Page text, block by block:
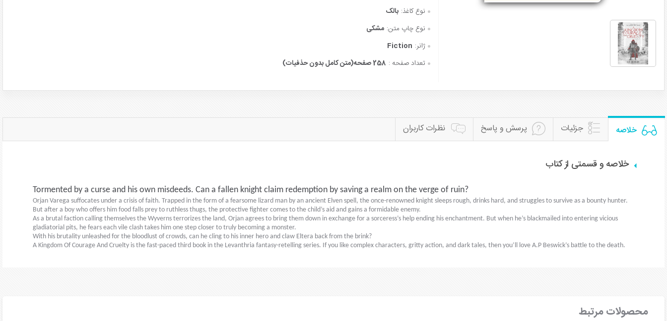
نوع کاغذ: بالک
نوع چاپ متن: مشکی
ژانر: Fiction
تعداد صفحه : 258 صفحه(متن کامل بدون حذفیات)
خلاصه جزئیات پرسش و پاسخ نظرات کاربران
خلاصه و قسمتی از کتاب
Tormented by a curse and his own misdeeds. Can a fallen knight claim redemption by saving a realm on the verge of ruin?
Orjan Varega suffocates under a crisis of faith. Trapped in the form of a fearsome lizard man by an ancient Elven spell, the once-renowned knight sleeps rough, drinks hard, and struggles to survive as a bounty hunter.
But after a boy who offers him food falls prey to ruthless thugs, the protective fighter comes to the child’s aid and gains a formidable enemy.
As a brutal faction calling themselves the Wyverns terrorizes the land, Orjan agrees to bring them down in exchange for a sorceress’s help ending his enchantment. But when he’s blackmailed into entering vicious
gladiatorial pits, he fears each vile clash takes him one step closer to truly becoming a monster.
With his brutality unleashed for the bloodlust of crowds, can he cling to his inner hero and claw Eltera back from the brink?
A Kingdom Of Courage And Cruelty is the fast-paced third book in the Levanthria fantasy-retelling series. If you like complex characters, gritty action, and dark tales, then you’ll love A.P Beswick’s battle to the death.
محصولات مرتبط